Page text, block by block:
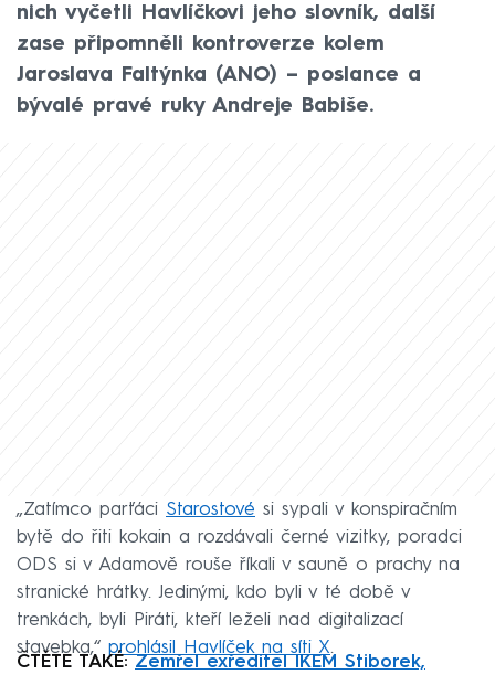
nich vyčetli Havlíčkovi jeho slovník, další
zase připomněli kontroverze kolem
Jaroslava Faltýnka (ANO) – poslance a
bývalé pravé ruky Andreje Babiše.
„Zatímco parťáci Starostové si sypali v konspiračním
bytě do řiti kokain a rozdávali černé vizitky, poradci
ODS si v Adamově rouše říkali v sauně o prachy na
stranické hrátky. Jedinými, kdo byli v té době v
trenkách, byli Piráti, kteří leželi nad digitalizací
stavebka,“ prohlásil Havlíček na síti X.
ČTĚTE TAKÉ: Zemřel exředitel IKEM Stiborek,